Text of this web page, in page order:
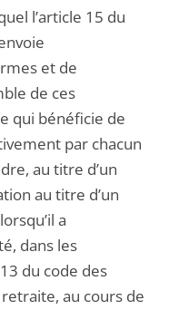
l’article 15 du
et de
de ces
qui bénéficie de
par chacun
au titre d’un
au titre d’un
a
dans les
du code des
au cours de